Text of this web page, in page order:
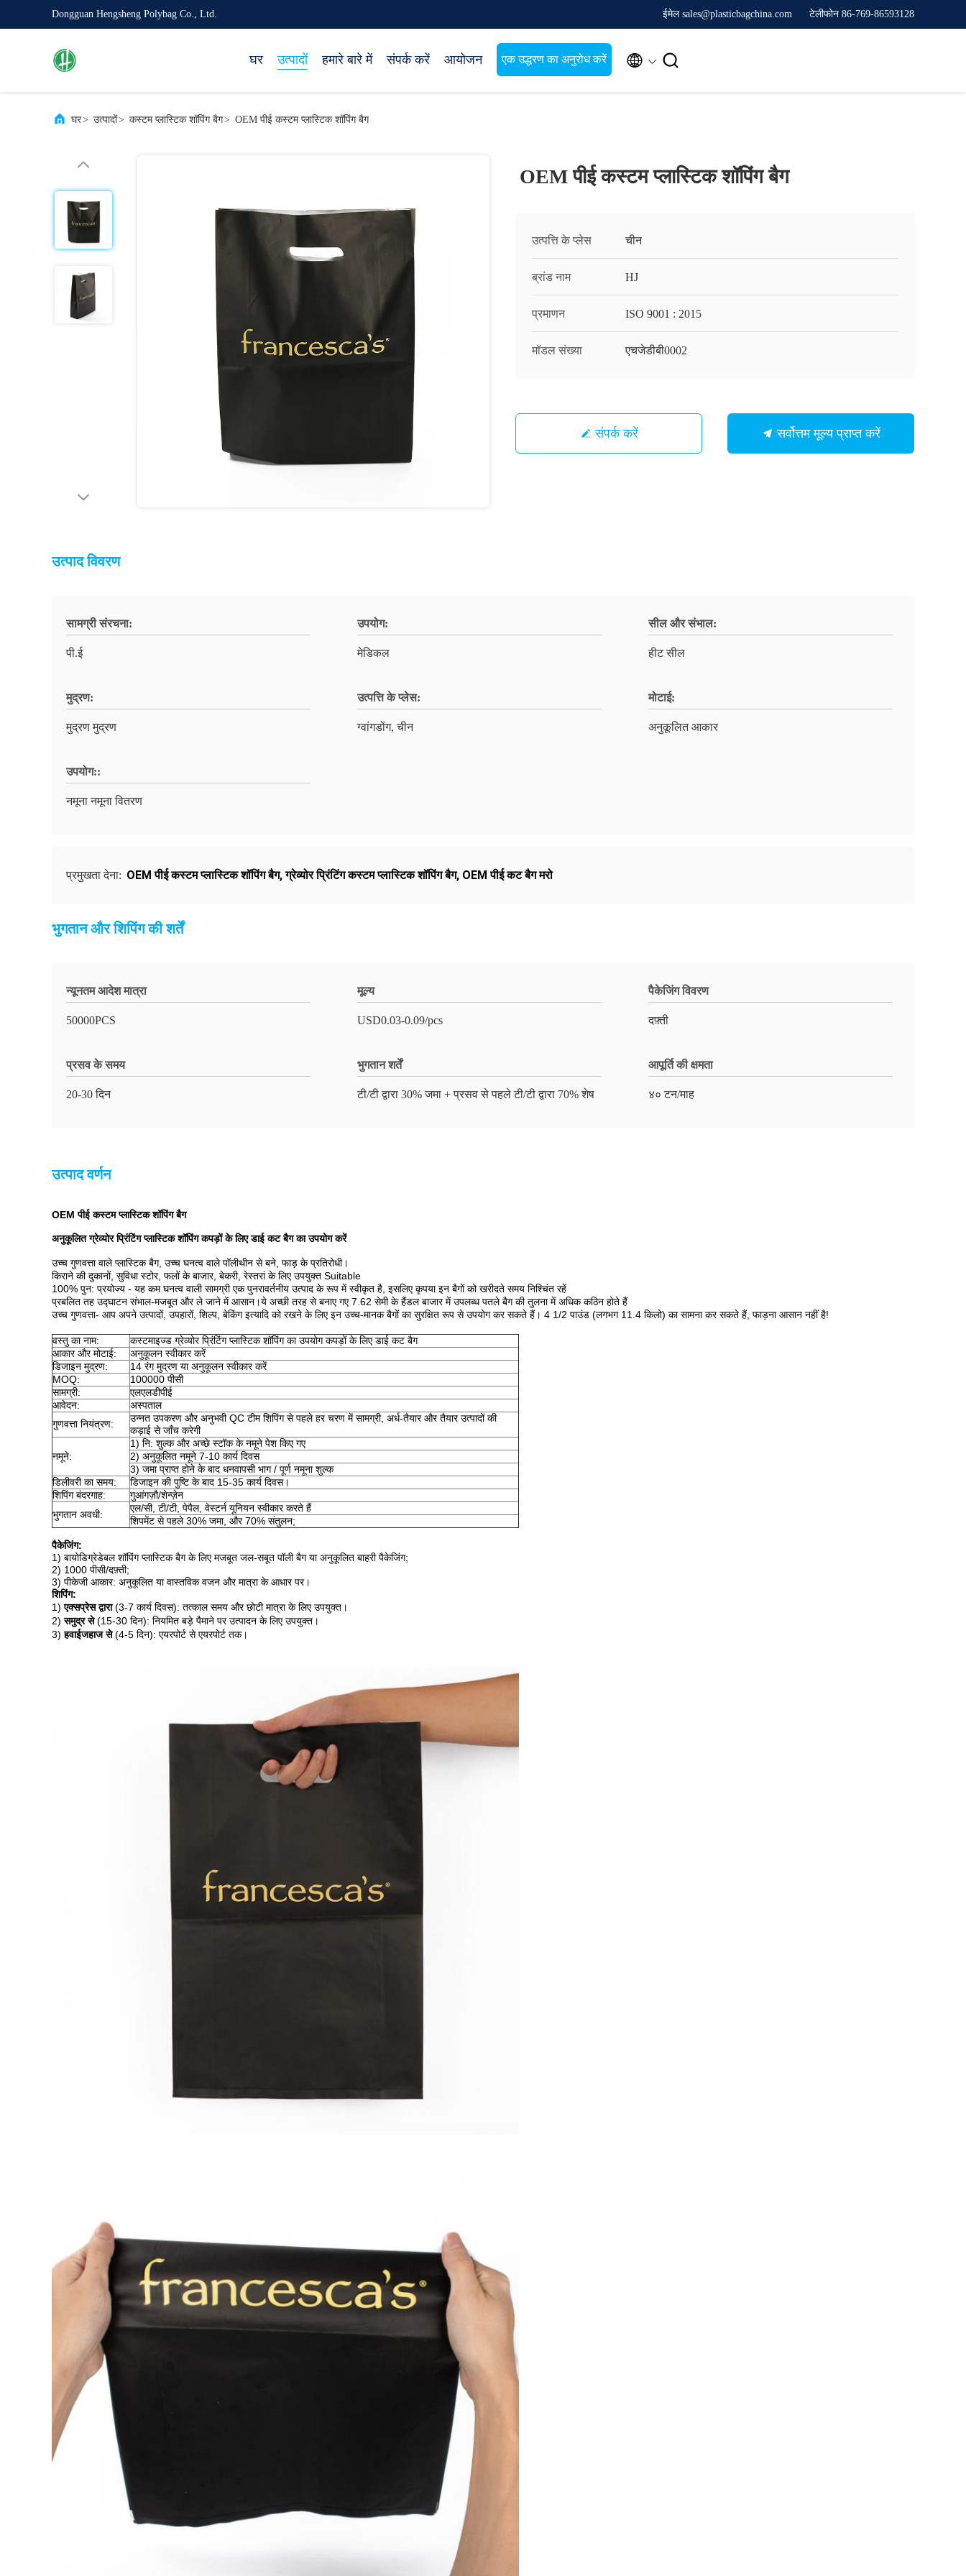
Dongguan Hengsheng Polybag Co., Ltd. ईमेल sales@plasticbagchina.com टेलीफोन 86-769-86593128
घर उत्पादों हमारे बारे में संपर्क करें आयोजन एक उद्धरण का अनुरोध करें  
घर> उत्पादों> कस्टम प्लास्टिक शॉपिंग बैग> OEM पीई कस्टम प्लास्टिक शॉपिंग बैग
OEM पीई कस्टम प्लास्टिक शॉपिंग बैग
उत्पत्ति के प्लेस चीन
ब्रांड नाम HJ
प्रमाणन ISO 9001 : 2015
मॉडल संख्या एचजेडीबी0002
संपर्क करें सर्वोत्तम मूल्य प्राप्त करें
उत्पाद विवरण
सामग्री संरचना:
पी.ई
उपयोग:
मेडिकल
सील और संभाल:
हीट सील
मुद्रण:
मुद्रण मुद्रण
उत्पत्ति के प्लेस:
ग्वांगडोंग, चीन
मोटाई:
अनुकूलित आकार
उपयोग::
नमूना नमूना वितरण
प्रमुखता देना: OEM पीई कस्टम प्लास्टिक शॉपिंग बैग,ग्रेव्योर प्रिंटिंग कस्टम प्लास्टिक शॉपिंग बैग, OEM पीई कट बैग मरो
भुगतान और शिपिंग की शर्तें
न्यूनतम आदेश मात्रा
50000PCS
मूल्य
USD0.03-0.09/pcs
पैकेजिंग विवरण
दफ़्ती
प्रसव के समय
20-30 दिन
भुगतान शर्तें
टी/टी द्वारा 30% जमा + प्रसव से पहले टी/टी द्वारा 70% शेष
आपूर्ति की क्षमता
४० टन/माह
उत्पाद वर्णन
OEM पीई कस्टम प्लास्टिक शॉपिंग बैग
अनुकूलित ग्रेव्योर प्रिंटिंग प्लास्टिक शॉपिंग कपड़ों के लिए डाई कट बैग का उपयोग करें
उच्च गुणवत्ता वाले प्लास्टिक बैग, उच्च घनत्व वाले पॉलीथीन से बने, फाड़ के प्रतिरोधी।
किराने की दुकानों, सुविधा स्टोर, फलों के बाजार, बेकरी, रेस्तरां के लिए उपयुक्त Suitable
100% पुन: प्रयोज्य - यह कम घनत्व वाली सामग्री एक पुनरावर्तनीय उत्पाद के रूप में स्वीकृत है, इसलिए कृपया इन बैगों को खरीदते समय निश्चिंत रहें
प्रबलित तह उद्घाटन संभाल-मजबूत और ले जाने में आसान।ये अच्छी तरह से बनाए गए 7.62 सेमी के हैंडल बाजार में उपलब्ध पतले बैग की तुलना में अधिक कठिन होते हैं
उच्च गुणवत्ता- आप अपने उत्पादों, उपहारों, शिल्प, बेकिंग इत्यादि को रखने के लिए इन उच्च-मानक बैगों का सुरक्षित रूप से उपयोग कर सकते हैं। 4 1/2 पाउंड (लगभग 11.4 किलो) का सामना कर सकते हैं, फाड़ना आसान नहीं है!
वस्तु का नाम:
कस्टमाइज्ड ग्रेव्योर प्रिंटिंग प्लास्टिक शॉपिंग का उपयोग कपड़ों के लिए डाई कट बैग
आकार और मोटाई:
अनुकूलन स्वीकार करें
डिजाइन मुद्रण:
14 रंग मुद्रण या अनुकूलन स्वीकार करें
MOQ:
100000 पीसी
सामग्री:
एलएलडीपीई
आवेदन:
अस्पताल
गुणवत्ता नियंत्रण:
उन्नत उपकरण और अनुभवी QC टीम शिपिंग से पहले हर चरण में सामग्री, अर्ध-तैयार और तैयार उत्पादों की
कड़ाई से जाँच करेगी
नमूने:
1) नि: शुल्क और अच्छे स्टॉक के नमूने पेश किए गए
2) अनुकूलित नमूने 7-10 कार्य दिवस
3) जमा प्राप्त होने के बाद धनवापसी भाग / पूर्ण नमूना शुल्क
डिलीवरी का समय:
डिजाइन की पुष्टि के बाद 15-35 कार्य दिवस।
शिपिंग बंदरगाह:
गुआंगज़ौ/शेन्ज़ेन
भुगतान अवधी:
एल/सी, टी/टी, पेपैल, वेस्टर्न यूनियन स्वीकार करते हैं
शिपमेंट से पहले 30% जमा, और 70% संतुलन;
पैकेजिंग:
1) बायोडिग्रेडेबल शॉपिंग प्लास्टिक बैग के लिए मजबूत जल-सबूत पॉली बैग या अनुकूलित बाहरी पैकेजिंग;
2) 1000 पीसी/दफ़्ती;
3) पीकेजी आकार: अनुकूलित या वास्तविक वजन और मात्रा के आधार पर।
शिपिंग:
1)एक्सप्रेस द्वारा(3-7 कार्य दिवस): तत्काल समय और छोटी मात्रा के लिए उपयुक्त।
2)समुद्र से(15-30 दिन): नियमित बड़े पैमाने पर उत्पादन के लिए उपयुक्त।
3)हवाईजहाज से(4-5 दिन): एयरपोर्ट से एयरपोर्ट तक।